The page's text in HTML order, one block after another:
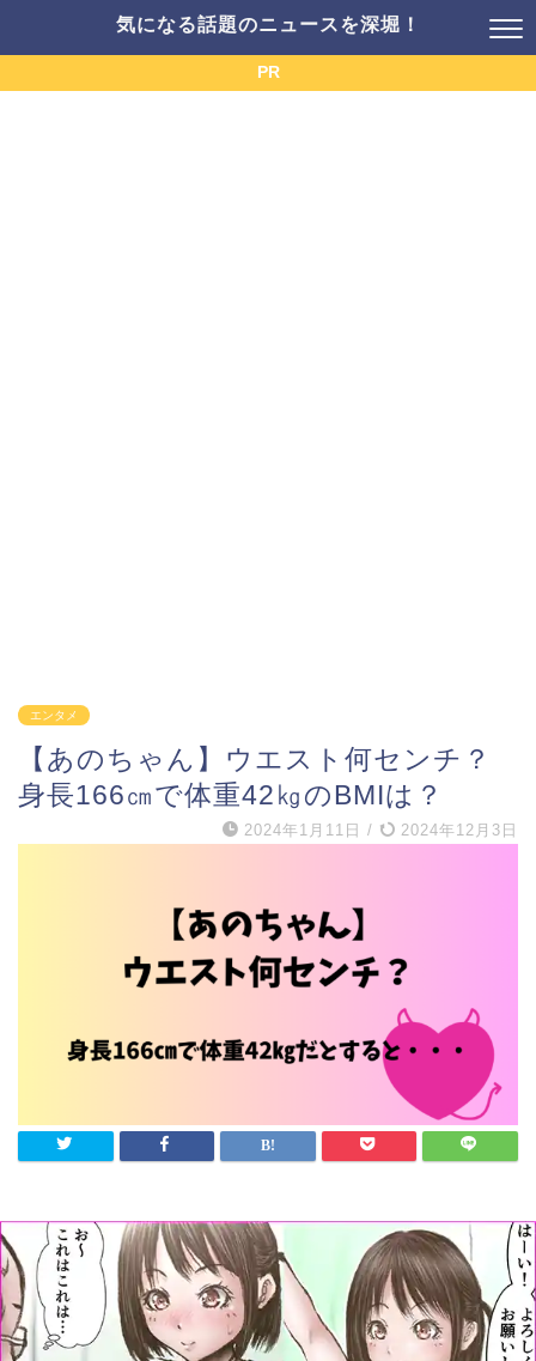
気になる話題のニュースを深堀！
PR
エンタメ
【あのちゃん】ウエスト何センチ？
身長166㎝で体重42㎏のBMIは？
2024年1月11日 / 2024年12月3日